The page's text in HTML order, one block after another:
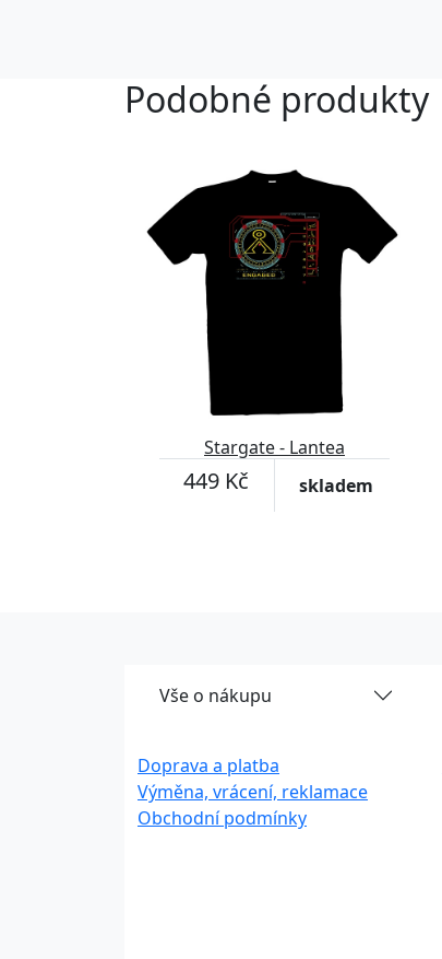
Podobné produkty
Stargate - Lantea
449 Kč skladem
Vše o nákupu
Doprava a platba
Výměna, vrácení, reklamace
Obchodní podmínky